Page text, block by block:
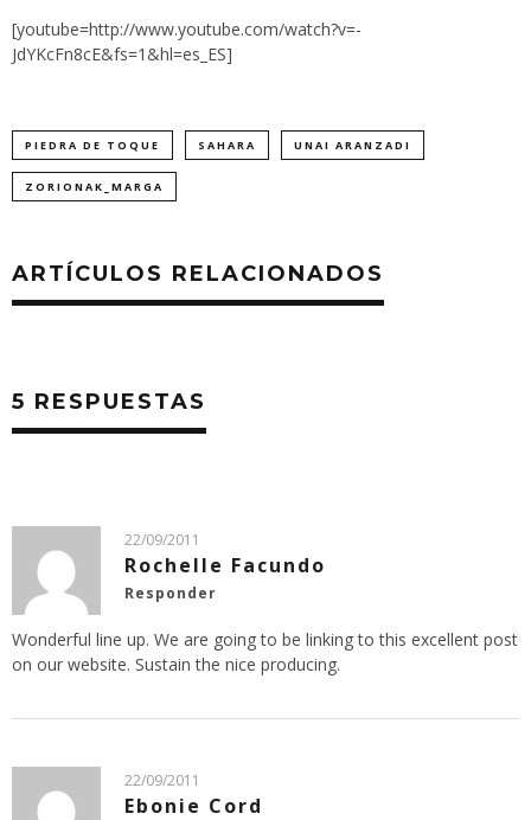
[youtube=http://www.youtube.com/watch?v=-
JdYKcFn8cE&fs=1&hl=es_ES]
PIEDRA DE TOQUE SAHARA UNAI ARANZADI
ZORIONAK_MARGA
ARTÍCULOS RELACIONADOS
5 RESPUESTAS
22/09/2011
Rochelle Facundo
Responder
Wonderful line up. We are going to be linking to this excellent post
on our website. Sustain the nice producing.
22/09/2011
Ebonie Cord